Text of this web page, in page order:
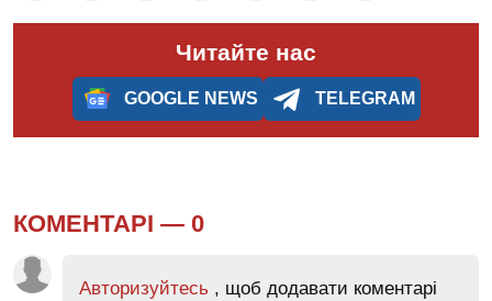
Читайте нас
GOOGLE NEWS TELEGRAM
КОМЕНТАРІ — 0
Авторизуйтесь , щоб додавати коментарі